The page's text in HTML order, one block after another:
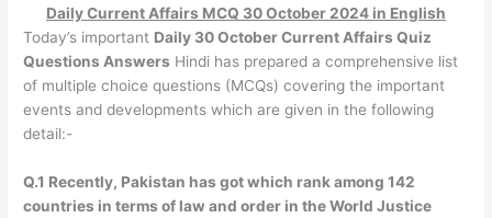
Daily Current Affairs MCQ 30 October 2024 in English
Today’s important Daily 30 October Current Affairs Quiz
Questions Answers Hindi has prepared a comprehensive list
of multiple choice questions (MCQs) covering the important
events and developments which are given in the following
detail:-
Q.1 Recently, Pakistan has got which rank among 142
countries in terms of law and order in the World Justice